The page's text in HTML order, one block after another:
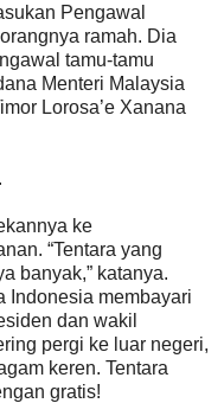
Pengawal
ramah. Dia
tamu-tamu
Menteri Malaysia
Lorosa’e Xanana
ke
“Tentara yang
banyak,” katanya.
Indonesia membayari
dan wakil
pergi ke luar negeri,
keren. Tentara
gratis!